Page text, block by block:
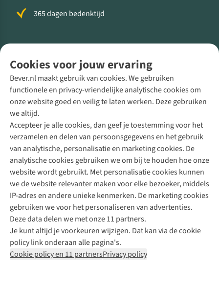
Cookies voor jouw ervaring
Bever.nl maakt gebruik van cookies. We gebruiken
functionele en privacy-vriendelijke analytische cookies om
onze website goed en veilig te laten werken. Deze gebruiken
we altijd.
Accepteer je alle cookies, dan geef je toestemming voor het
verzamelen en delen van persoonsgegevens en het gebruik
van analytische, personalisatie en marketing cookies. De
analytische cookies gebruiken we om bij te houden hoe onze
website wordt gebruikt. Met personalisatie cookies kunnen
we de website relevanter maken voor elke bezoeker, middels
IP-adres en andere unieke kenmerken. De marketing cookies
gebruiken we voor het personaliseren van advertenties.
Deze data delen we met onze 11 partners.
Je kunt altijd je voorkeuren wijzigen. Dat kan via de cookie
policy link onderaan alle pagina's.
Cookie policy en 11 partnersPrivacy policy
365 dagen bedenktijd
Direct advies van een Buitenexpert
+31 (0)85 888 50 88
+31 6 12 28 49 80
Contactformulier